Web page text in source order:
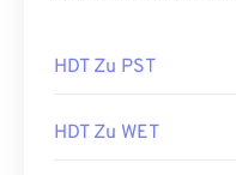
HDT Zu PST
HDT Zu WET